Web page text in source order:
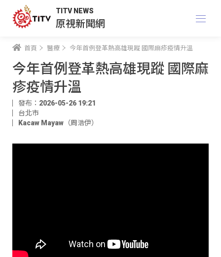
TITV NEWS
原視新聞網
首頁 醫療 今年首例登革熱高雄現蹤 國際麻疹疫情升溫
今年首例登革熱高雄現蹤 國際麻
疹疫情升溫
發布：2026-05-26 19:21
台北市
Kacaw Mayaw（周浩伊）